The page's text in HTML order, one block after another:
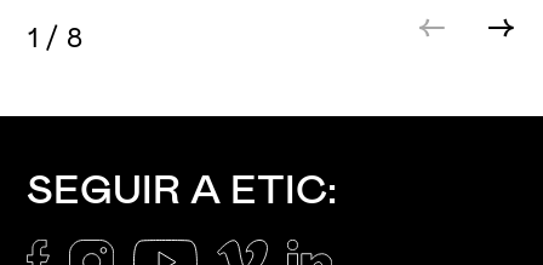
1 / 8
SEGUIR A ETIC: